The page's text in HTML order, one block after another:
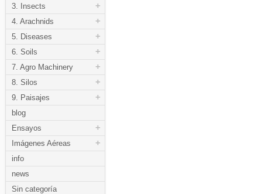
3. Insects +
4. Arachnids +
5. Diseases +
6. Soils +
7. Agro Machinery +
8. Silos +
9. Paisajes +
blog
Ensayos
+
Imágenes Aéreas +
info
news
Sin categoría